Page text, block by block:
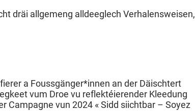
dräi allgemeng alldeeglech Verhalensweisen,
a Foussgänger*innen an der Däischtert
vum Droe vu reflektéierender Kleedung
Campagne vun 2024 « Sidd siichtbar – Soyez